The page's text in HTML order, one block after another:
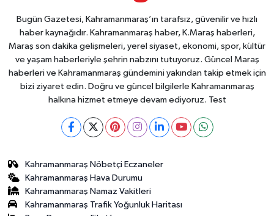
Bugün Gazetesi, Kahramanmaraş’ın tarafsız, güvenilir ve hızlı
haber kaynağıdır. Kahramanmaraş haber, K.Maraş haberleri,
Maraş son dakika gelişmeleri, yerel siyaset, ekonomi, spor, kültür
ve yaşam haberleriyle şehrin nabzını tutuyoruz. Güncel Maraş
haberleri ve Kahramanmaraş gündemini yakından takip etmek için
bizi ziyaret edin. Doğru ve güncel bilgilerle Kahramanmaraş
halkına hizmet etmeye devam ediyoruz. Test
Kahramanmaraş Nöbetçi Eczaneler
Kahramanmaraş Hava Durumu
Kahramanmaraş Namaz Vakitleri
Kahramanmaraş Trafik Yoğunluk Haritası